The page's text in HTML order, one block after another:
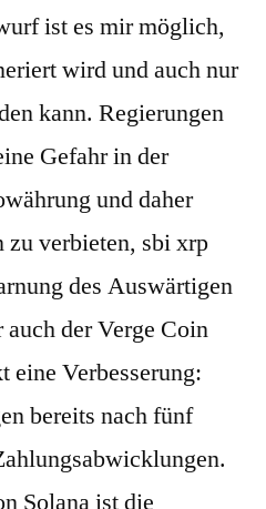
ist es mir möglich,
wird und auch nur
kann. Regierungen
Gefahr in der
und daher
verbieten, sbi xrp
des Auswärtigen
der Verge Coin
eine Verbesserung:
bereits nach fünf
Solana ist die